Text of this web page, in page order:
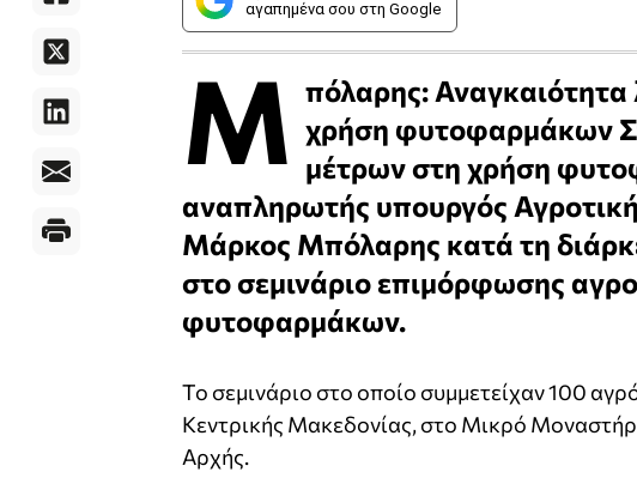
αγαπημένα σου στη Google
Μ πόλαρης:
χρήση φυτοφαρμάκων
μέτρων στη χρήση
αναπληρωτής υπουργός
Μάρκος Μπόλαρης κατά τη
στο σεμινάριο επιμόρφωσης
φυτοφαρμάκων.
Το σεμινάριο στο οποίο συμμετείχαν 100
Κεντρικής Μακεδονίας, στο Μικρό
Αρχής.